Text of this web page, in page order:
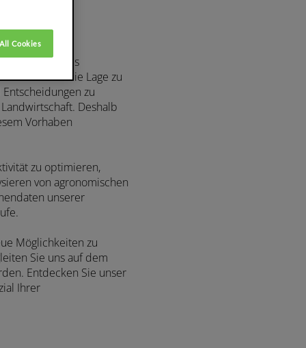
ein effizientes
in die Lage zu
zu
Deshalb
Vorhaben
zu optimieren,
von agronomischen
unserer
Möglichkeiten zu
Sie uns auf dem
Entdecken Sie unser
Ihrer
Cookies